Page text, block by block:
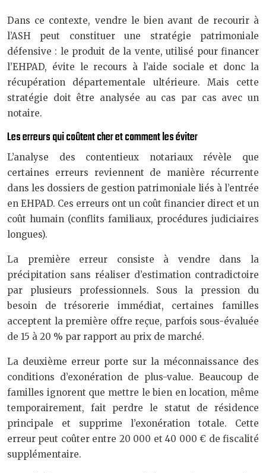
Dans ce contexte, vendre le bien avant de recourir à
l’ASH peut constituer une stratégie patrimoniale
défensive : le produit de la vente, utilisé pour financer
l’EHPAD, évite le recours à l’aide sociale et donc la
récupération départementale ultérieure. Mais cette
stratégie doit être analysée au cas par cas avec un
notaire.
Les erreurs qui coûtent cher et comment les éviter
L’analyse des contentieux notariaux révèle que
certaines erreurs reviennent de manière récurrente
dans les dossiers de gestion patrimoniale liés à l’entrée
en EHPAD. Ces erreurs ont un coût financier direct et un
coût humain (conflits familiaux, procédures judiciaires
longues).
La première erreur consiste à vendre dans la
précipitation sans réaliser d’estimation contradictoire
par plusieurs professionnels. Sous la pression du
besoin de trésorerie immédiat, certaines familles
acceptent la première offre reçue, parfois sous-évaluée
de 15 à 20 % par rapport au prix de marché.
La deuxième erreur porte sur la méconnaissance des
conditions d’exonération de plus-value. Beaucoup de
familles ignorent que mettre le bien en location, même
temporairement, fait perdre le statut de résidence
principale et supprime l’exonération totale. Cette
erreur peut coûter entre 20 000 et 40 000 € de fiscalité
supplémentaire.